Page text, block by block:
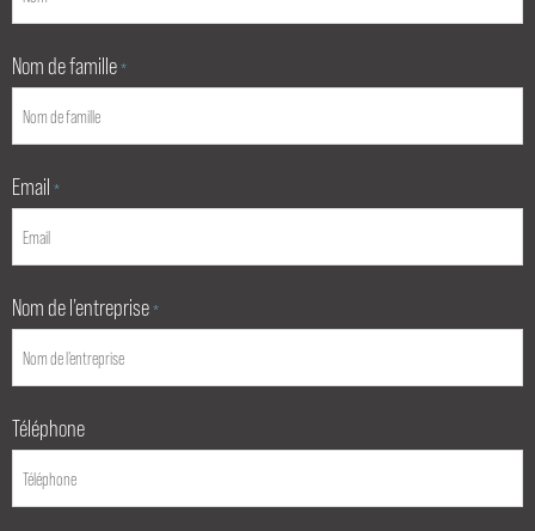
Nom de famille *
Email *
Nom de l’entreprise *
Téléphone